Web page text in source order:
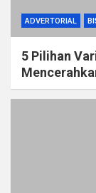
ADVERTORIAL
5 Pilihan